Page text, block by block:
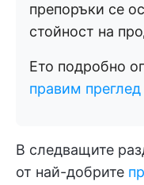
препоръки се
стойност на
Ето подробно
правим
В следващите
от най-добрите